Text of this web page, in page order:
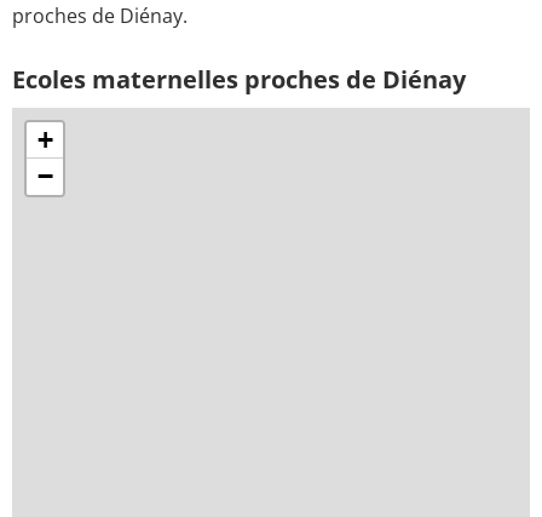
proches de Diénay.
Ecoles maternelles proches de Diénay
+
−